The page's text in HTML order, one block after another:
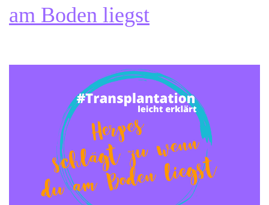
am Boden liegst